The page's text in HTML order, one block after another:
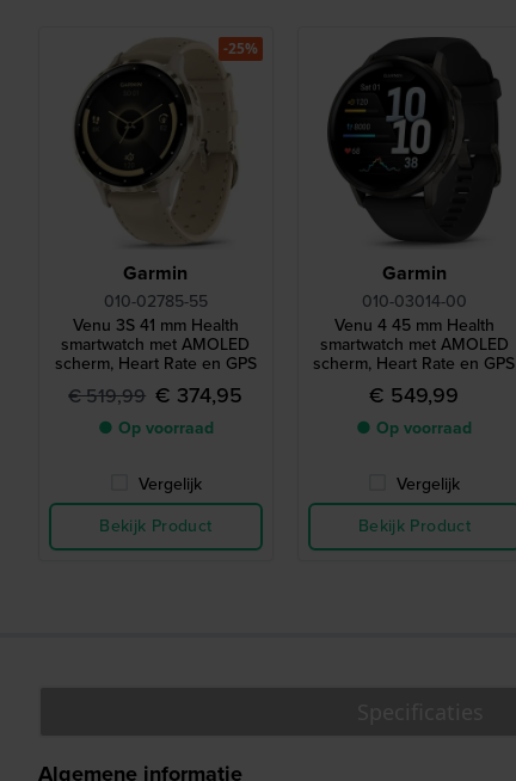
Garmin
010-02785-55
Venu 3S 41 mm Health
smartwatch met AMOLED
scherm, Heart Rate en GPS
€ 519,99 € 374,95
● Op voorraad
Vergelijk
Bekijk Product
-25%
Garmin
010-03014-00
Venu 4 45 mm Health
smartwatch met AMOLED
scherm, Heart Rate en GPS
€ 549,99
● Op voorraad
Vergelijk
Bekijk Product
Algemene informatie